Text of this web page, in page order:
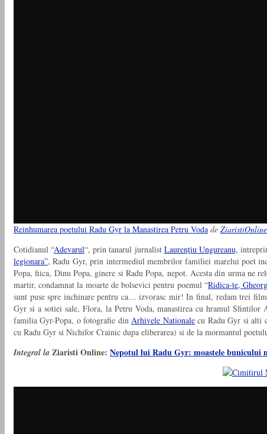
Reinhumarea poetului Radu Gyr la Manastirea Petru Voda de
Cotidianul “Adevarul“, prin tanarul jurnalist Laurenţiu Ungureanu,
legionara”, Radu Gyr, prin intermediul membrilor familiei marelui poet
Popa, fiica, Dinu Popa, ginere si Radu Popa, nepot. Acesta din urma ne
martir, condamnat la moarte de bolsevici pentru poemul “Ridica-te,
sunt puse spre inchinare pentru ca… izvorasc mir! In final, redam trei
Gyr si a sotiei sale, Flora, la Petru Voda, manastirea cu hramul
familia Gyr-Popa, o fotografie dinArhivele Nationalecu Radu Gyr si alti
cu Radu Gyr si Nichifor Crainic dupa eliberarea) si de la mormantul
Integral la Ziaristi Online: Nepotul lui Radu Gyr: moastele bunicului